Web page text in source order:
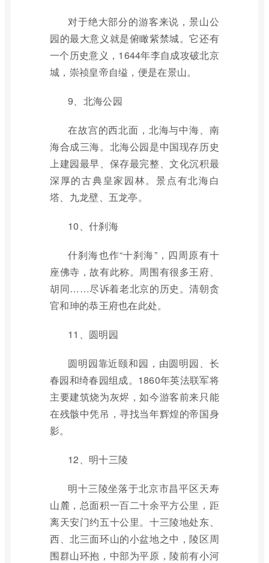
对于绝大部分的游客来说，景山公
园的最大意义就是俯瞰紫禁城。它还有
一个历史意义，1644年李自成攻破北京
城，崇祯皇帝自缢，便是在景山。
9、北海公园
在故宫的西北面，北海与中海、南
海合成三海。北海公园是中国现存历史
上建园最早、保存最完整、文化沉积最
深厚的古典皇家园林。景点有北海白
塔、九龙壁、五龙亭。
10、什刹海
什刹海也作“十刹海”，四周原有十
座佛寺，故有此称。周围有很多王府、
胡同……尽诉着老北京的历史。清朝贪
官和珅的恭王府也在此处。
11、圆明园
圆明园靠近颐和园，由圆明园、长
春园和绮春园组成。1860年英法联军将
主要建筑烧为灰烬，如今游客前来只能
在残骸中凭吊，寻找当年辉煌的帝国身
影。
12、明十三陵
明十三陵坐落于北京市昌平区天寿
山麓，总面积一百二十余平方公里，距
离天安门约五十公里。十三陵地处东、
西、北三面环山的小盆地之中，陵区周
围群山环抱，中部为平原，陵前有小河